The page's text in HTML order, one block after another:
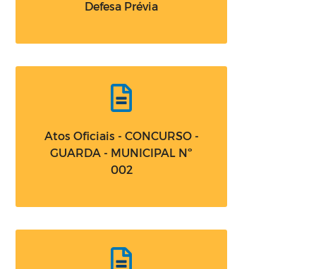
Defesa Prévia
Atos Oficiais - CONCURSO -
GUARDA - MUNICIPAL Nº
002